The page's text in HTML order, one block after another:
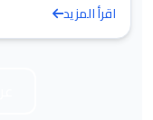
اقرأ المزيد